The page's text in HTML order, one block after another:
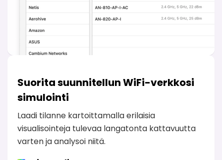
Suorita suunnitellun WiFi-verkkosi
simulointi
Laadi tilanne kartoittamalla erilaisia
visualisointeja tulevaa langatonta kattavuutta
varten ja analysoi niitä.